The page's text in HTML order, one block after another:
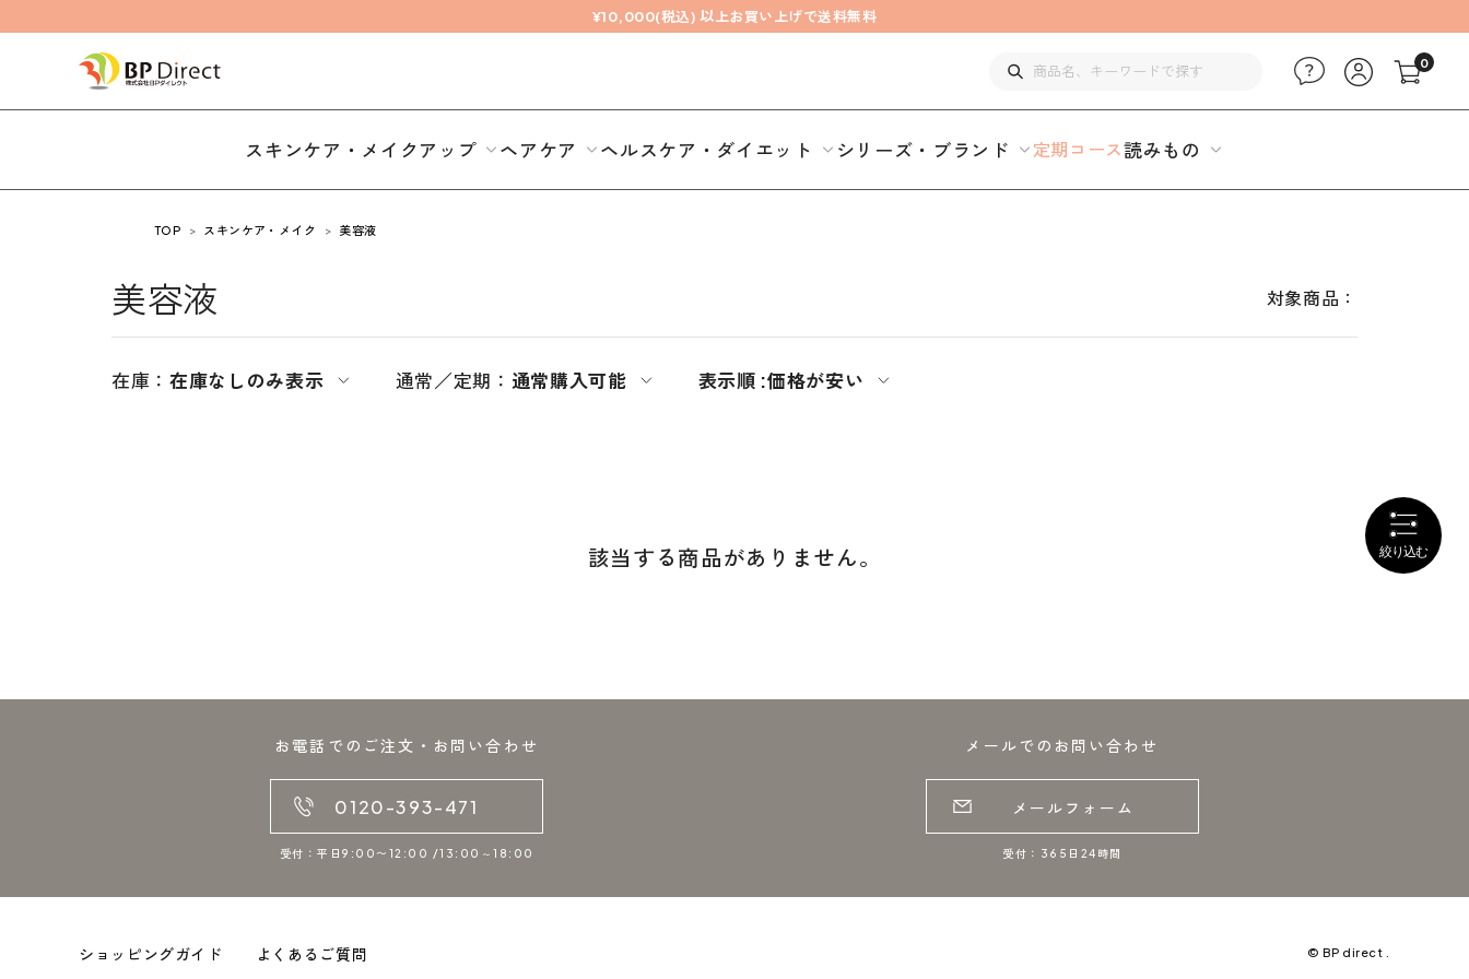
¥10,000(税込) 以上お買い上げで送料無料
0
スキンケア・メイクアップ ヘアケア ヘルスケア・ダイエット シリーズ・ブランド 定期コース読みもの
TOP スキンケア・メイク 美容液
美容液 対象商品：
在庫：在庫なしのみ表示 通常／定期： 通常購入可能 表示順 :価格が安い
該当する商品がありません。
お電話でのご注文・お問い合わせ
0120-393-471
受付：平日9:00〜12:00 /13:00～18:00
メールでのお問い合わせ
メールフォーム
受付：365日24時間
ショッピングガイド よくあるご質問 © BP direct .